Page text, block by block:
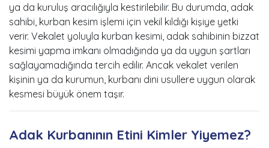
ya da kuruluş aracılığıyla kestirilebilir. Bu durumda, adak
sahibi, kurban kesim işlemi için vekil kıldığı kişiye yetki
verir. Vekalet yoluyla kurban kesimi, adak sahibinin bizzat
kesimi yapma imkanı olmadığında ya da uygun şartları
sağlayamadığında tercih edilir. Ancak vekalet verilen
kişinin ya da kurumun, kurbanı dini usullere uygun olarak
kesmesi büyük önem taşır.
Adak Kurbanının Etini Kimler Yiyemez?